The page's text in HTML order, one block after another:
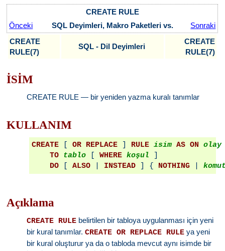
CREATE RULE
Önceki
SQL Deyimleri, Makro Paketleri vs.
Sonraki
CREATE
RULE(7)
SQL - Dil Deyimleri
CREATE
RULE(7)
İSİM
CREATE RULE — bir yeniden yazma kuralı tanımlar
KULLANIM
CREATE [ OR REPLACE ] RULE isim AS ON olay
TO tablo [ WHERE koşul
DO [ ALSO | INSTEAD ] { NOTHING |
Açıklama
CREATE RULE belirtilen bir tabloya uygulanması için yeni
bir kural tanımlar.CREATE OR REPLACE RULE ya yeni
bir kural oluşturur ya da o tabloda mevcut aynı isimde bir